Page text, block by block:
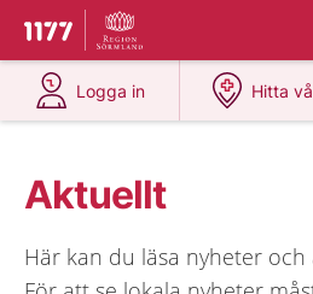
Till startsidan för 1177
Du har valt region
Logga in
på 1177.se
Hitta
på
Aktuellt
Här kan du läsa nyheter och